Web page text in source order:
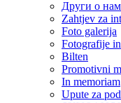
Други о
Zahtjev za
Foto galerija
Fotografije
Bilten
Promotivni
In memoriam
Upute za